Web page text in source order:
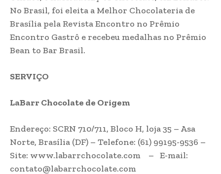
No Brasil, foi eleita a Melhor Chocolateria de
Brasília pela Revista Encontro no Prêmio
Encontro Gastrô e recebeu medalhas no Prêmio
Bean to Bar Brasil.
SERVIÇO
LaBarr Chocolate de Origem
Endereço: SCRN 710/711, Bloco H, loja 35 – Asa
Norte, Brasília (DF) – Telefone: (61) 99195-9536 –
Site: www.labarrchocolate.com – E-mail:
contato@labarrchocolate.com